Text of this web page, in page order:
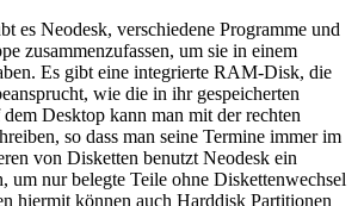
es Neodesk, verschiedene Programme und
zusammenzufassen, um sie in einem
Es gibt eine integrierte RAM-Disk, die
wie die in ihr gespeicherten
Desktop kann man mit der rechten
so dass man seine Termine immer im
von Disketten benutzt Neodesk ein
um nur belegte Teile ohne Diskettenwechsel
hiermit können auch Harddisk Partitionen